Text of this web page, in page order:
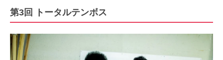
第3回 トータルテンボス